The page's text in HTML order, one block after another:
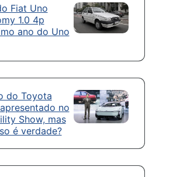
Fiat Uno
1.0 4p
ano do Uno
do Toyota
no
Show, mas
é verdade?